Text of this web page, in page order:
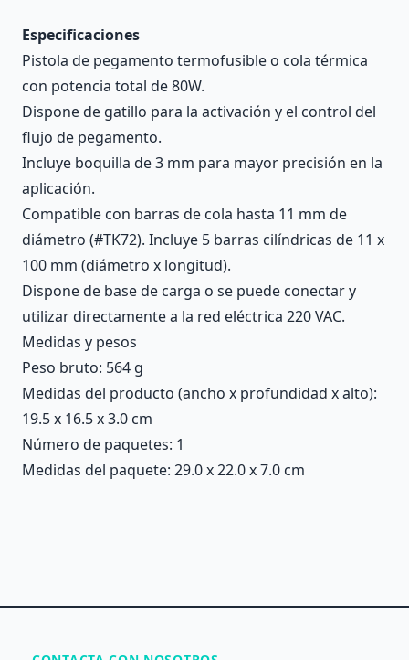
Especificaciones
Pistola de pegamento termofusible o cola térmica
con potencia total de 80W.
Dispone de gatillo para la activación y el control del
flujo de pegamento.
Incluye boquilla de 3 mm para mayor precisión en la
aplicación.
Compatible con barras de cola hasta 11 mm de
diámetro (#TK72). Incluye 5 barras cilíndricas de 11 x
100 mm (diámetro x longitud).
Dispone de base de carga o se puede conectar y
utilizar directamente a la red eléctrica 220 VAC.
Medidas y pesos
Peso bruto: 564 g
Medidas del producto (ancho x profundidad x alto):
19.5 x 16.5 x 3.0 cm
Número de paquetes: 1
Medidas del paquete: 29.0 x 22.0 x 7.0 cm